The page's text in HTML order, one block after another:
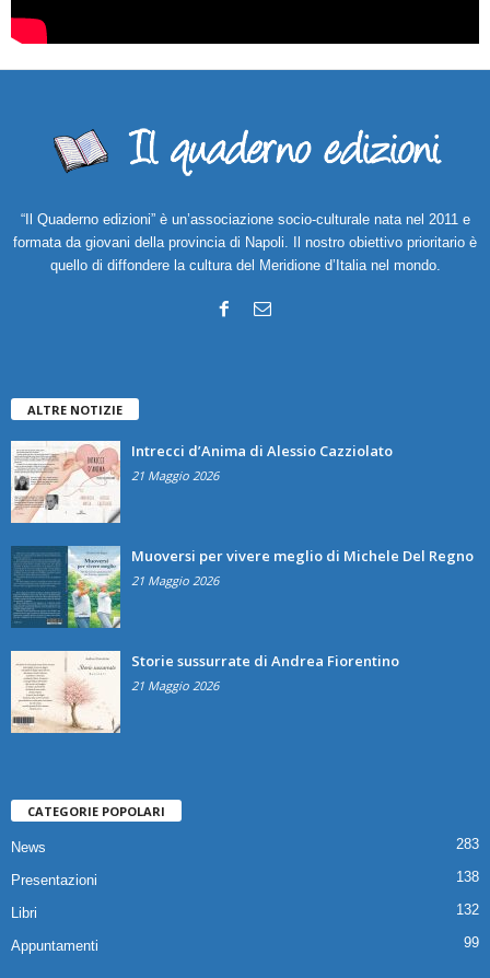
“Il Quaderno edizioni” è un’associazione socio-culturale nata nel 2011 e
formata da giovani della provincia di Napoli. Il nostro obiettivo prioritario è
quello di diffondere la cultura del Meridione d’Italia nel mondo.
ALTRE NOTIZIE
Intrecci d’Anima di Alessio Cazziolato
21 Maggio 2026
Muoversi per vivere meglio di Michele Del Regno
21 Maggio 2026
Storie sussurrate di Andrea Fiorentino
21 Maggio 2026
CATEGORIE POPOLARI
News 283
Presentazioni 138
Libri 132
Appuntamenti 99